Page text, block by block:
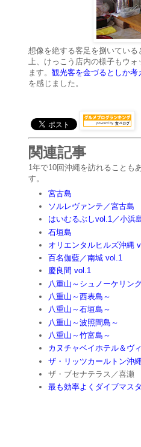
想像を絶する客足を捌いてい
上、けっこう店内の様子もウ
ます。 観光客を金づるとしか考
を感じました。
関連記事
1年で10回沖縄を訪れることも
す。
宮古島
ソルレヴァンテ／宮古島
はいむるぶしvol.1／小浜
石垣島
オリエンタルヒルズ沖縄
百名伽藍／南城 vol.1
慶良間 vol.1
八重山～シュノーケリン
八重山～西表島～
八重山～石垣島～
八重山～波照間島～
八重山～竹富島～
カヌチャベイホテル＆ヴ
ザ・リッツカールトン沖
ザ・ブセナテラス／喜瀬
最も効率よくダイブマス